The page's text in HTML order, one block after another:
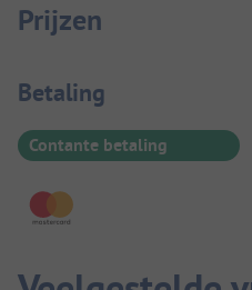
Prijzen
Betaalinformatie
Betaling
Contante betaling